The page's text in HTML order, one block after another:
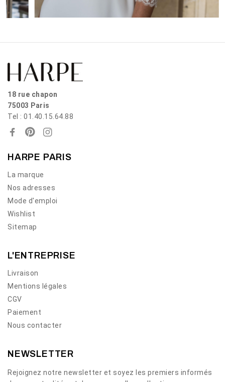
18 rue chapon
75003 Paris
Tel : 01.40.15.64.88
HARPE PARIS
La marque
Nos adresses
Mode d'emploi
Wishlist
Sitemap
L'ENTREPRISE
Livraison
Mentions légales
CGV
Paiement
Nous contacter
NEWSLETTER
Rejoignez notre newsletter et soyez les premiers informés